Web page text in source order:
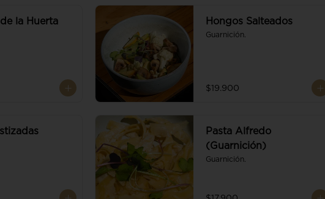
la Huerta Hongos Salteados
Guarnición.
$19.900
Pasta Alfredo
(Guarnición)
Guarnición.